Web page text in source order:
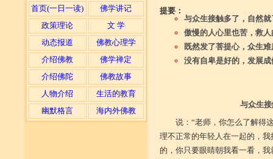
首页(一日一读)
佛学讲记
政策理论
文 学
动态报道
佛教心理学
介绍佛教
佛学禅定
介绍佛陀
佛教故事
人物介绍
生活的教育
幽默格言
海内外佛教
提要：
与众生接触多了，自然
傲慢的人心里也苦，救
既然发了菩提心，众生
没有自卑是好的，发展
与众生
说：“老师，你怎么了解得
理不正常的年轻人在一起的，
的，你只要眼睛朝我看一看，